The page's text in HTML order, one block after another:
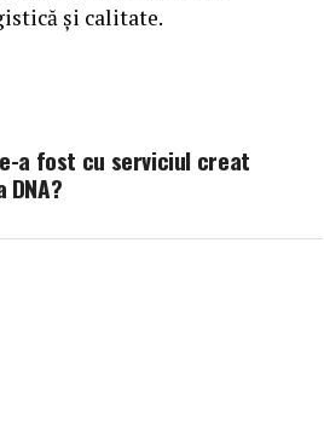
şi calitate.
a fost cu serviciul creat